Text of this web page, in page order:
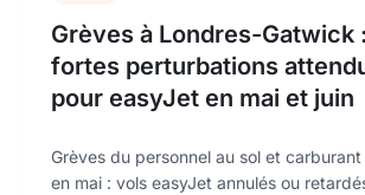
Grèves à Londres-Gatwick
fortes perturbations
pour easyJet en mai et juin
Grèves du personnel au sol et
en mai : vols easyJet annulés ou